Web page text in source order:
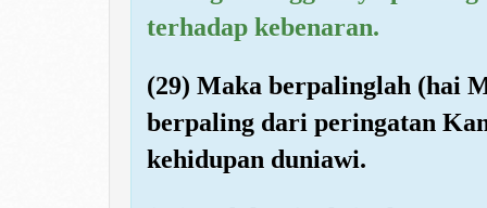
terhadap kebenaran.
(29) Maka berpalinglah (hai
berpaling dari peringatan
kehidupan duniawi.